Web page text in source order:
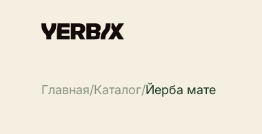
Главная/Каталог/Йерба мате